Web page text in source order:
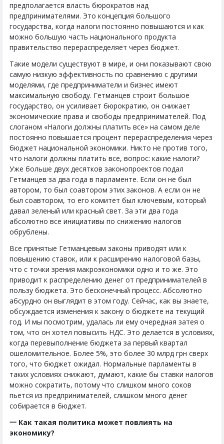
предполагается власть бюрократов над
предпринимателями. Это концепция большого
государства, когда налоги постоянно повышаются и как
можно большую часть национального продукта
правительство перераспределяет через бюджет.
Такие модели существуют в мире, и они показывают свою
самую низкую эффективность по сравнению с другими
моделями, где предприниматели и бизнес имеют
максимальную свободу. Гетманцев строит большое
государство, он усиливает бюрократию, он снижает
экономические права и свободы предпринимателей. Под
слоганом «Налоги должны платить все» на самом деле
постоянно повышается процент перераспределения через
бюджет национальной экономики. Никто не против того,
что налоги должны платить все, вопрос: какие налоги?
Уже больше двух десятков законопроектов подал
Гетманцев за два года в парламенте. Если он не был
автором, то был соавтором этих законов. А если он не
был соавтором, то его комитет был ключевым, который
давал зеленый или красный свет. За эти два года
абсолютно все инициативы по снижению налогов
обрублены.
Все принятые Гетманцевым законы приводят или к
повышению ставок, или к расширению налоговой базы,
что с точки зрения макроэкономики одно и то же. Это
приводит к распределению денег от предпринимателей в
пользу бюджета. Это бесконечный процесс. Абсолютно
абсурдно он выглядит в этом году. Сейчас, как вы знаете,
обсуждается изменения к закону о бюджете на текущий
год. И мы посмотрим, удалась ли ему очередная затея о
том, что он хотел повысить НДС. Это делается в условиях,
когда перевыполнение бюджета за первый квартал
ошеломительное. Более 5%, это более 30 млрд грн сверх
того, что бюджет ожидал. Нормальные парламенты в
таких условиях снижают, думают, какие бы ставки налогов
можно сократить, потому что слишком много соков
пьется из предпринимателей, слишком много денег
собирается в бюджет.
一 Как такая политика может повлиять на
экономику?